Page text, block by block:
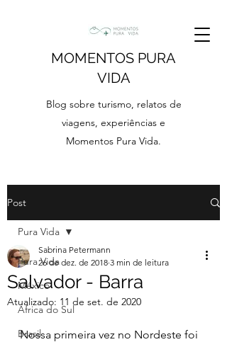
MOMENTOS PURA
VIDA
Blog sobre turismo, relatos de
viagens, experiências e
Momentos Pura Vida.
Post
Pura Vida
México
África do Sul
Brasil
Pura Vida
Salvador - Barra
Sabrina Petermann
26 de dez. de 2018 3 min de leitura
Atualizado: 11 de set. de 2020
Nossa primeira vez no Nordeste foi